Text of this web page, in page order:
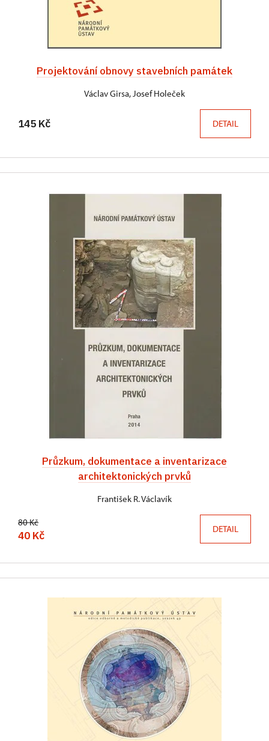
Projektování obnovy stavebních památek
Václav Girsa, Josef Holeček
145 Kč DETAIL
Průzkum, dokumentace a inventarizace
architektonických prvků
František R. Václavík
80 Kč
40 Kč DETAIL